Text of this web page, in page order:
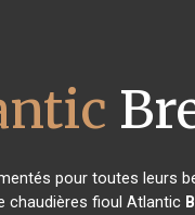
pour toutes leurs
chaudières fioul Atlantic